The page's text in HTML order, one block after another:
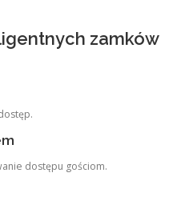
zamków
dostępu gościom.